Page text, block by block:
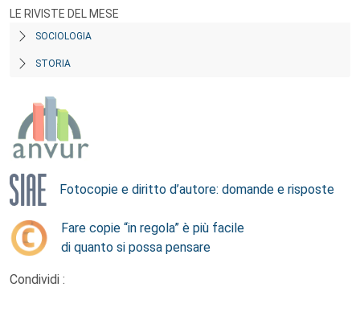
LE RIVISTE DEL MESE
SOCIOLOGIA
STORIA
Fotocopie e diritto d’autore: domande e risposte
Fare copie “in regola” è più facile
di quanto si possa pensare
Condividi :